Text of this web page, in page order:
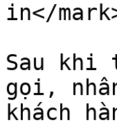
in</
Sau khi
gọi,
khách